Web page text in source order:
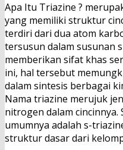
Apa Itu Triazine ?
yang memiliki struktur
terdiri dari dua atom
tersusun dalam susunan
memberikan sifat khas
ini, hal tersebut
dalam sintesis berbagai
Nama triazine merujuk
nitrogen dalam
umumnya adalah s-
struktur dasar dari